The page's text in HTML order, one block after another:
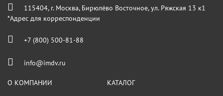
115404, г. Москва, Бирюлёво Восточное, ул. Ряжская 13 к1
*Адрес для корреспонденции
+7 (800) 500-81-88
info@imdv.ru
О КОМПАНИИ КАТАЛОГ